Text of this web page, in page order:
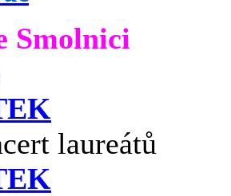
Smolnici
laureátů